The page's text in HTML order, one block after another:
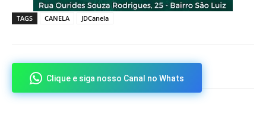
TAGS CANELA JDCanela
Clique e siga nosso Canal no Whats